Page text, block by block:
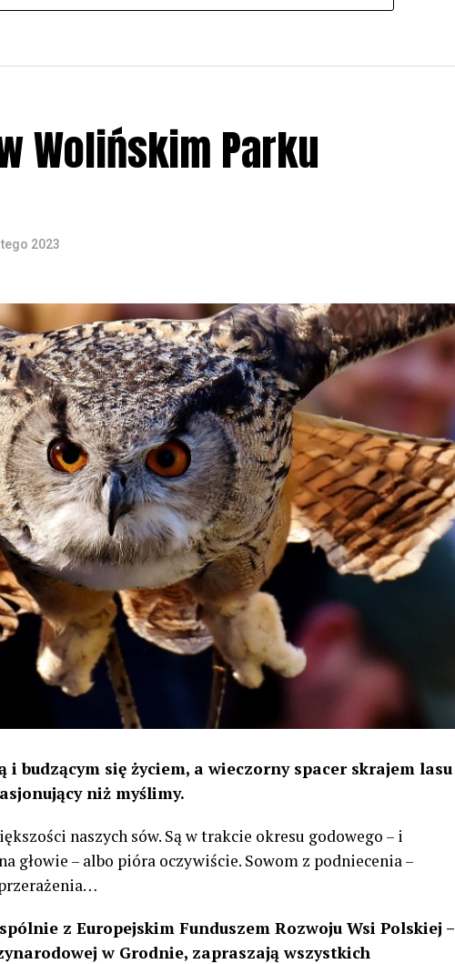
Wolińskim Parku
2023
i budzącym się życiem, a wieczorny spacer skrajem lasu
niż myślimy.
naszych sów. Są w trakcie okresu godowego – i
głowie – albo pióra oczywiście. Sowom z podniecenia –
z Europejskim Funduszem Rozwoju Wsi Polskiej –
w Grodnie, zapraszają wszystkich